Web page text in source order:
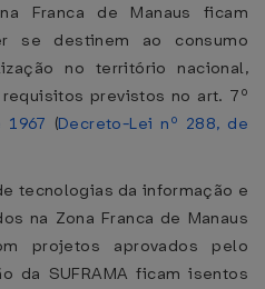
Franca de Manaus ficam
se destinem ao consumo
no território nacional,
previstos no art. 7º
(Decreto-Lei nº 288, de
tecnologias da informação e
na Zona Franca de Manaus
projetos aprovados pelo
da SUFRAMA ficam isentos